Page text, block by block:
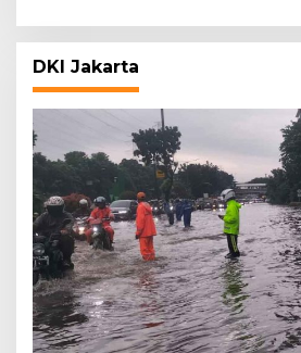
DKI Jakarta